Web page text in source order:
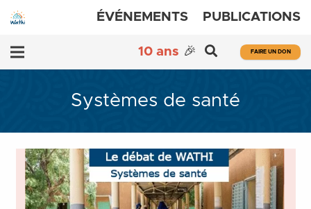
ÉVÉNEMENTS PUBLICATIONS
10 ans 🎉 FAIRE UN DON
Systèmes de santé